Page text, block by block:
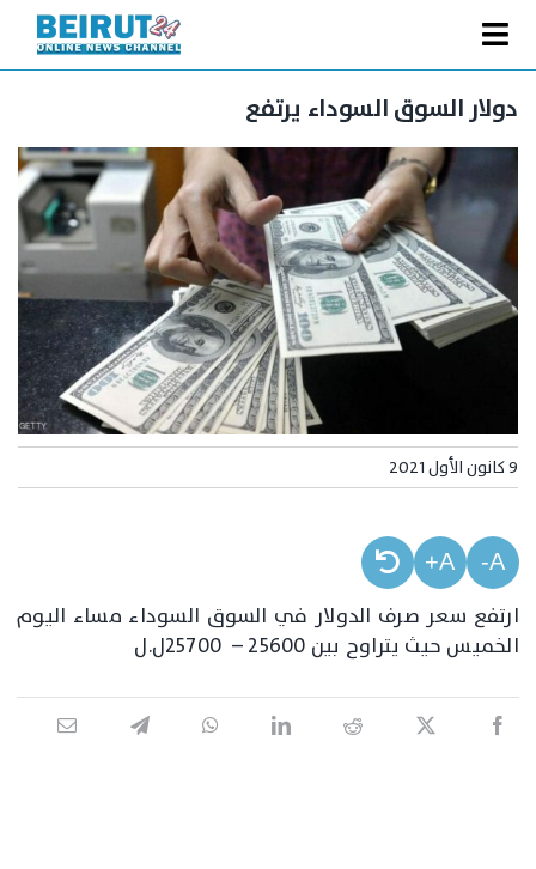
content
Toggle
Navigation
الصفحة الرئيسية
سياسة
اقتصاد
فنّ
رياضة
متفرقات
من نحن
البحث
دولار السوق السوداء يرتفع
9 كانون الأول 2021
A-
A+
ارتفع سعر صرف الدولار في السوق السوداء مساء اليوم
الخميس حيث يتراوح بين 25600 – 25700ل.ل